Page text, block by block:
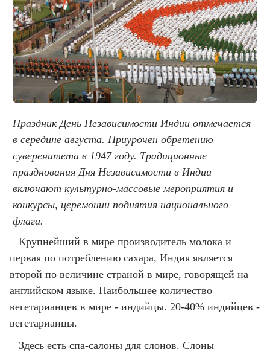
Праздник День Независимости Индии отмечается
в середине августа. Приурочен обретению
суверенитета в 1947 году. Традиционные
празднования Дня Независимости в Индии
включают культурно-массовые мероприятия и
конкурсы, церемонии поднятия национального
флага.
Крупнейший в мире производитель молока и
первая по потреблению сахара, Индия является
второй по величине страной в мире, говорящей на
английском языке. Наибольшее количество
вегетарианцев в мире - индийцы. 20-40% индийцев -
вегетарианцы.
Здесь есть спа-салоны для слонов. Слоны